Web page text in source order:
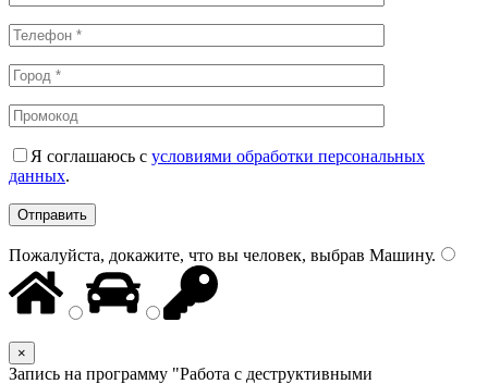
Я соглашаюсь с условиями обработки персональных
данных.
Пожалуйста, докажите, что вы человек, выбрав Машину.
×
Запись на программу "Работа с деструктивными